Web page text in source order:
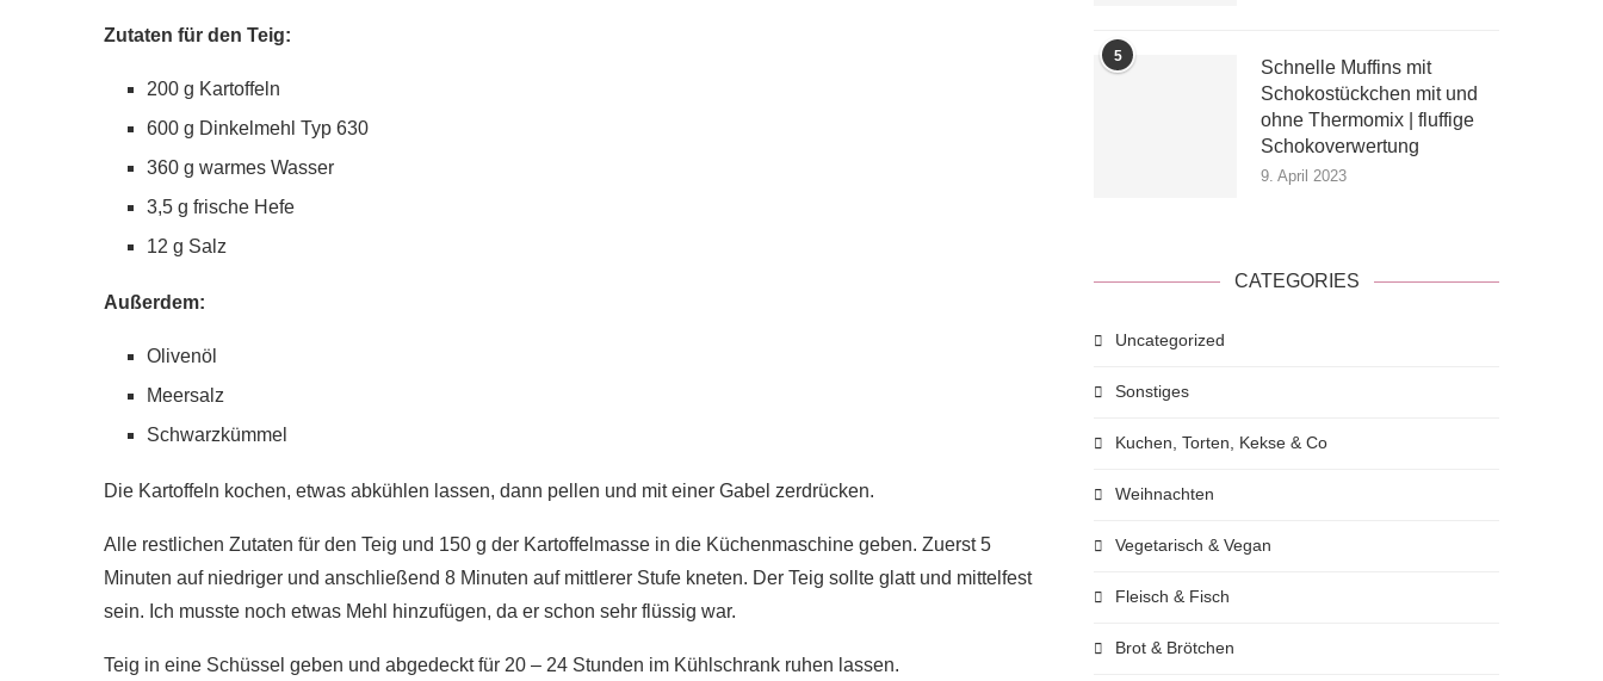
Zutaten für den Teig:
200 g Kartoffeln
600 g Dinkelmehl Typ 630
360 g warmes Wasser
3,5 g frische Hefe
12 g Salz
Außerdem:
Olivenöl
Meersalz
Schwarzkümmel
Die Kartoffeln kochen, etwas abkühlen lassen, dann pellen und mit einer Gabel zerdrücken.
Alle restlichen Zutaten für den Teig und 150 g der Kartoffelmasse in die Küchenmaschine geben. Zuerst 5
Minuten auf niedriger und anschließend 8 Minuten auf mittlerer Stufe kneten. Der Teig sollte glatt und mittelfest
sein. Ich musste noch etwas Mehl hinzufügen, da er schon sehr flüssig war.
Teig in eine Schüssel geben und abgedeckt für 20 – 24 Stunden im Kühlschrank ruhen lassen.
5
Schnelle Muffins mit
Schokostückchen mit und
ohne Thermomix | fluffige
Schokoverwertung
9. April 2023
CATEGORIES
Uncategorized
Sonstiges
Kuchen, Torten, Kekse & Co
Weihnachten
Vegetarisch & Vegan
Fleisch & Fisch
Brot & Brötchen